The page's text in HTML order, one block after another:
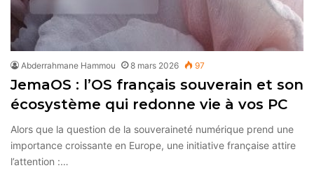
Abderrahmane Hammou 8 mars 2026 97
JemaOS : l’OS français souverain et son
écosystème qui redonne vie à vos PC
Alors que la question de la souveraineté numérique prend une
importance croissante en Europe, une initiative française attire
l’attention :…